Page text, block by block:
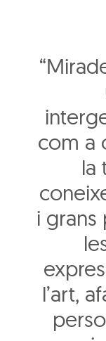
com a
la
i grans
l’art,